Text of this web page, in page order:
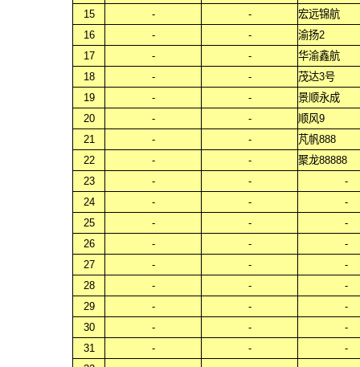
15
- -
宏远锦航
16
- -
渝扬2
17
- -
华渝鑫航
18
- -
茂达3号
19
- -
景顺永成
20
- -
顺风9
21
- -
芃帆888
22
- -
聚龙88888
23
- -
-
24
- -
-
25
- -
-
26
- -
-
27
- -
-
28
- -
-
29
- -
-
30
- -
-
31
- -
-